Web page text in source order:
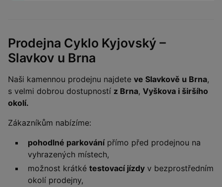
Prodejna Cyklo Kyjovský –
Slavkov u Brna
Naši kamennou prodejnu najdete ve Slavkově u Brna,
s velmi dobrou dostupností z Brna, Vyškova i širšího
okolí.
Zákazníkům nabízíme:
pohodlné parkovánípřímo před prodejnou na
vyhrazených místech,
možnost krátké testovací jízdy v bezprostředním
okolí prodejny,